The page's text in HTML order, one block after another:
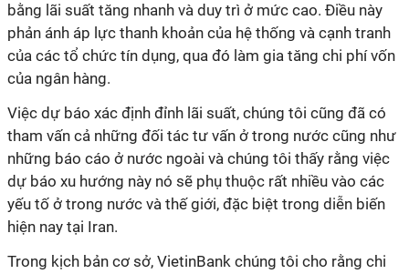
bằng lãi suất tăng nhanh và duy trì ở mức cao. Điều này
phản ánh áp lực thanh khoản của hệ thống và cạnh tranh
của các tổ chức tín dụng, qua đó làm gia tăng chi phí vốn
của ngân hàng.
Việc dự báo xác định đỉnh lãi suất, chúng tôi cũng đã có
tham vấn cả những đối tác tư vấn ở trong nước cũng như
những báo cáo ở nước ngoài và chúng tôi thấy rằng việc
dự báo xu hướng này nó sẽ phụ thuộc rất nhiều vào các
yếu tố ở trong nước và thế giới, đặc biệt trong diễn biến
hiện nay tại Iran.
Trong kịch bản cơ sở, VietinBank chúng tôi cho rằng chi